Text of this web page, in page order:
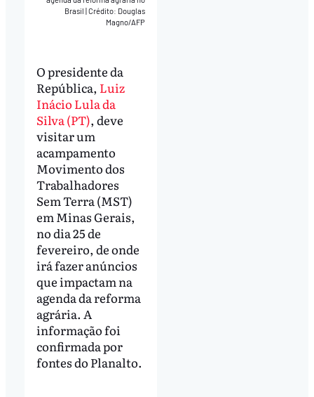
Brasil|Crédito: Douglas
Magno/AFP
O presidente da
República, Luiz
Inácio Lula da
Silva (PT), deve
visitar um
acampamento
Movimento dos
Trabalhadores
Sem Terra (MST)
em Minas Gerais,
no dia 25 de
fevereiro, de onde
irá fazer anúncios
que impactam na
agenda da reforma
agrária. A
informação foi
confirmada por
fontes do Planalto.